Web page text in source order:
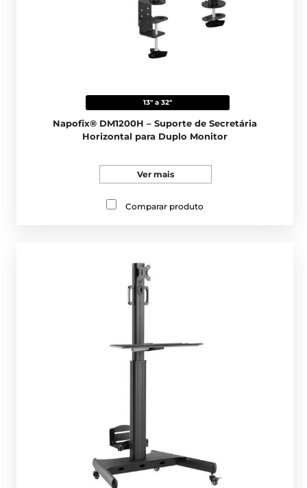
13" a 32"
Napofix® DM1200H – Suporte de Secretária
Horizontal para Duplo Monitor
Ver mais
Comparar produto